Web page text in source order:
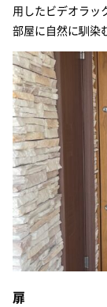
用したビデオラッ
部屋に自然に馴染
扉